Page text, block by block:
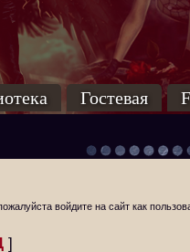
Гостевая
войдите на сайт как
]